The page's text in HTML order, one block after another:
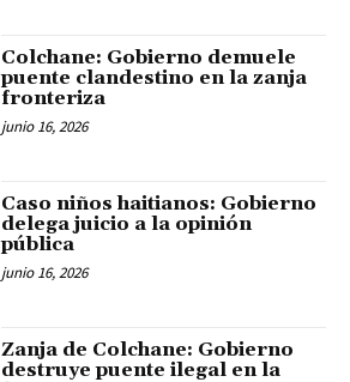
Colchane: Gobierno demuele
puente clandestino en la zanja
fronteriza
junio 16, 2026
Caso niños haitianos: Gobierno
delega juicio a la opinión
pública
junio 16, 2026
Zanja de Colchane: Gobierno
destruye puente ilegal en la